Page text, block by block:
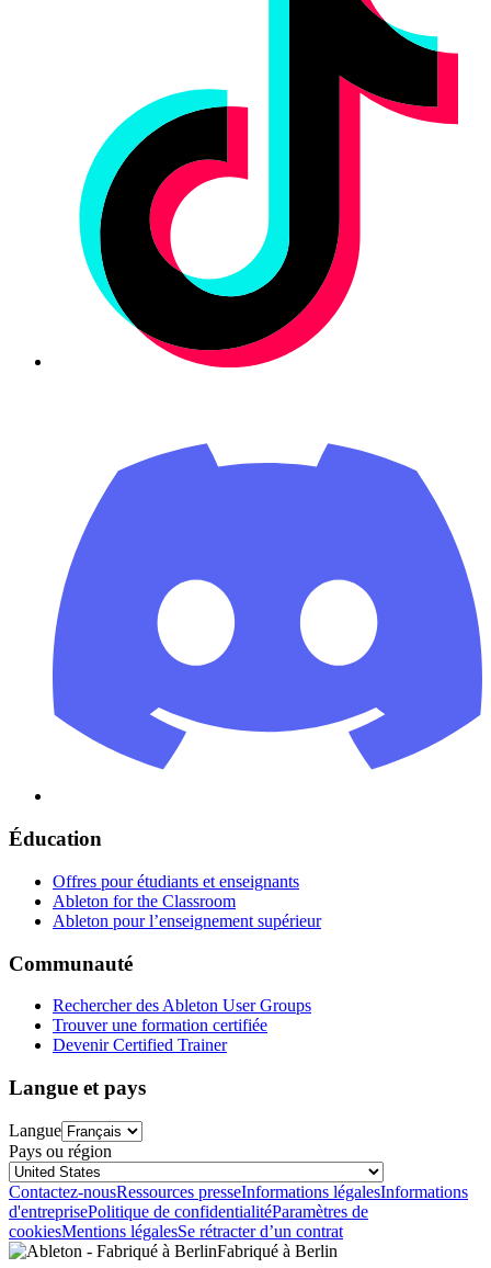
Éducation
Offres pour étudiants et enseignants
Ableton for the Classroom
Ableton pour l’enseignement supérieur
Communauté
Rechercher des Ableton User Groups
Trouver une formation certifiée
Devenir Certified Trainer
Langue et pays
Langue
Pays ou région
Contactez-nousRessources presseInformations légalesInformations
d'entreprisePolitique de confidentialitéParamètres de
cookiesMentions légalesSe rétracter d’un contrat
Fabriqué à Berlin